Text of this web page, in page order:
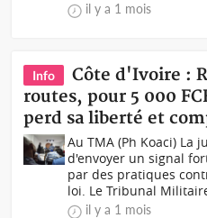
il y a 1 mois
Info
Côte d'Ivoire :
routes, pour 5 000
perd sa liberté et
Au TMA (Ph Koaci) La
d'envoyer un signal
par des pratiques
loi. Le Tribunal
il y a 1 mois